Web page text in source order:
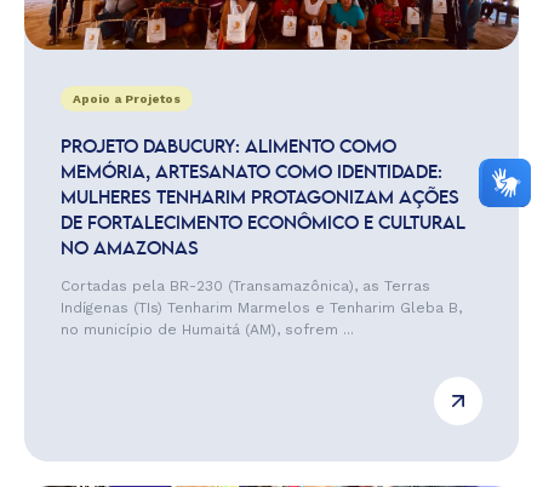
Apoio a Projetos
PROJETO DABUCURY: ALIMENTO COMO
MEMÓRIA, ARTESANATO COMO IDENTIDADE:
MULHERES TENHARIM PROTAGONIZAM AÇÕES
DE FORTALECIMENTO ECONÔMICO E CULTURAL
NO AMAZONAS
Cortadas pela BR-230 (Transamazônica), as Terras
Indígenas (TIs) Tenharim Marmelos e Tenharim Gleba B,
no município de Humaitá (AM), sofrem ...